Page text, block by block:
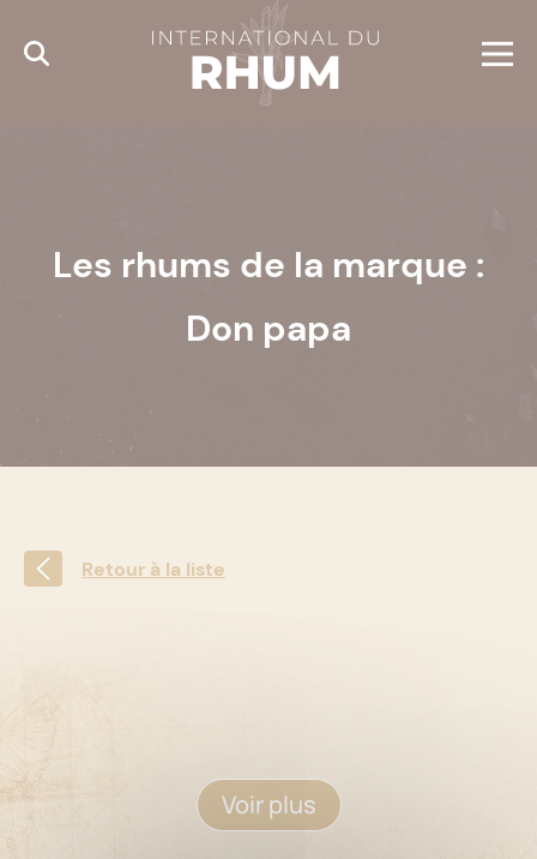
Les rhums de la marque :
Don papa
Retour à la liste
Voir plus
Cookies management panel